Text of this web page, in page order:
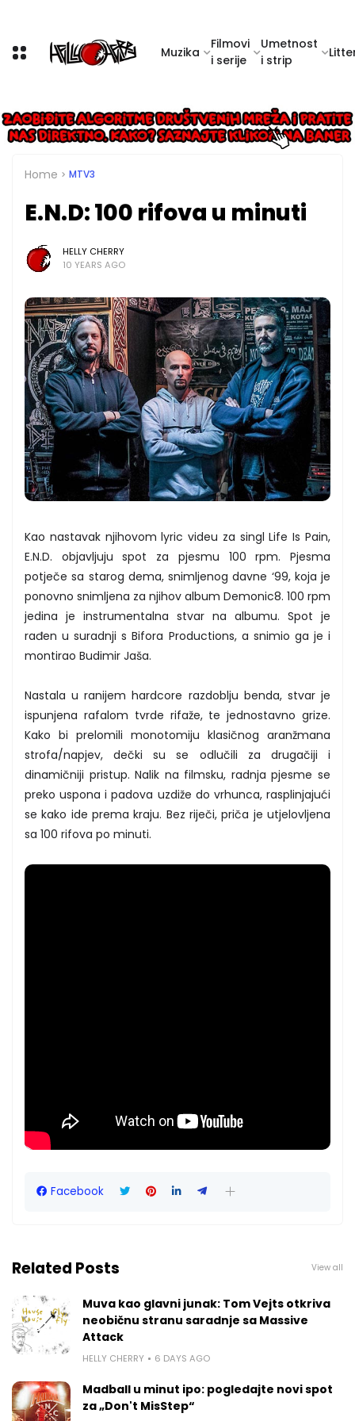
Muzika
Filmovi
i serije
Umetnost
i strip
Home MTV3
E.N.D: 100 rifova u minuti
HELLY CHERRY
10 YEARS AGO
Kao nastavak njihovom lyric videu za singl Life Is Pain,
E.N.D. objavljuju spot za pjesmu 100 rpm. Pjesma
potječe sa starog dema, snimljenog davne ‘99, koja je
ponovno snimljena za njihov album Demonic8. 100 rpm
jedina je instrumentalna stvar na albumu. Spot je
rađen u suradnji s Bifora Productions, a snimio ga je i
montirao Budimir Jaša.
Nastala u ranijem hardcore razdoblju benda, stvar je
ispunjena rafalom tvrde rifaže, te jednostavno grize.
Kako bi prelomili monotomiju klasičnog aranžmana
strofa/napjev, dečki su se odlučili za drugačiji i
dinamičniji pristup. Nalik na filmsku, radnja pjesme se
preko uspona i padova uzdiže do vrhunca, rasplinjajući
se kako ide prema kraju. Bez riječi, priča je utjelovljena
sa 100 rifova po minuti.
Facebook
Related Posts View all
Muva kao glavni junak: Tom Vejts otkriva
neobičnu stranu saradnje sa Massive
Attack
HELLY CHERRY 6 DAYS AGO
Madball u minut ipo: pogledajte novi spot
za „Don't MisStep“